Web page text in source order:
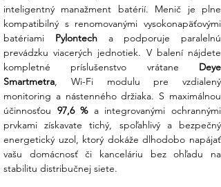
(FV pole až 12 000 Wp).
Maximálne DC napätie: 1 000 V.
Rozsah MPPT: 150 V – 850 V.
Štartovacie napätie: 180 V.
Max. prevádzkový prúd (PV): 20 A + 20
A.
Batériové rozhranie
Typ batérie: Li-ion (vysokonapäťová).
Riadenie: Samoadaptívna komunikácia s
BMS (CAN/RS485).
inteligentný manažment batérií. Menič je plne
kompatibilný s renomovanými vysokonapäťovými
batériami Pylontech a podporuje paralelnú
prevádzku viacerých jednotiek. V balení nájdete
kompletné príslušenstvo vrátane Deye
Smartmetra, Wi-Fi modulu pre vzdialený
monitoring a nástenného držiaka. S maximálnou
účinnosťou 97,6 % a integrovanými ochrannými
prvkami získavate tichý, spoľahlivý a bezpečný
energetický uzol, ktorý dokáže dlhodobo napájať
vašu domácnosť či kanceláriu bez ohľadu na
stabilitu distribučnej siete.